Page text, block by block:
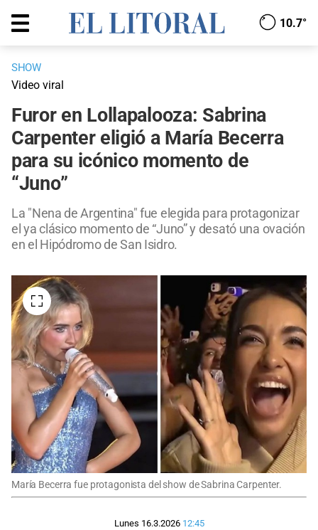
10.7°
SHOW
Video viral
Furor en Lollapalooza: Sabrina
Carpenter eligió a María Becerra
para su icónico momento de
“Juno”
La "Nena de Argentina" fue elegida para protagonizar
el ya clásico momento de “Juno” y desató una ovación
en el Hipódromo de San Isidro.
María Becerra fue protagonista del show de Sabrina Carpenter.
Lunes 16.3.2026 12:45